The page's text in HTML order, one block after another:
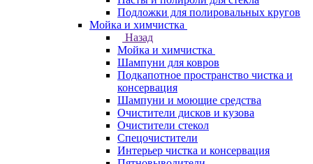
Подложки для полировальных кругов
Мойка и химчистка
Назад
Мойка и химчистка
Шампуни для ковров
Подкапотное пространство чистка и
консервация
Шампуни и моющие средства
Очистители дисков и кузова
Очистители стекол
Спецочистители
Интерьер чистка и консервация